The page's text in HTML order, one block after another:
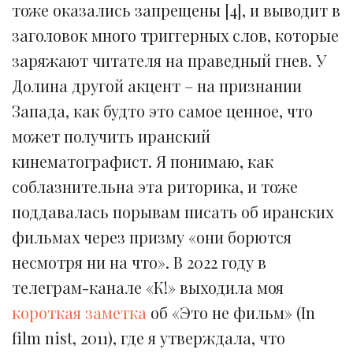
тоже оказались запрещены [4], и выводит в
заголовок много триггерных слов, которые
заряжают читателя на праведный гнев. У
Долина другой акцент – на признании
Запада, как будто это самое ценное, что
может получить иранский
кинематографист. Я понимаю, как
соблазнительна эта риторика, и тоже
поддавалась порывам писать об иранских
фильмах через призму «они борются
несмотря ни на что». В 2022 году в
телеграм-канале «К!» выходила моя
короткая заметка об «Это не фильм» (In
film nist, 2011), где я утверждала, что